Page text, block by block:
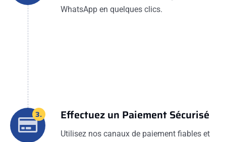
WhatsApp en quelques clics.
3. Effectuez un Paiement Sécurisé
Utilisez nos canaux de paiement fiables et